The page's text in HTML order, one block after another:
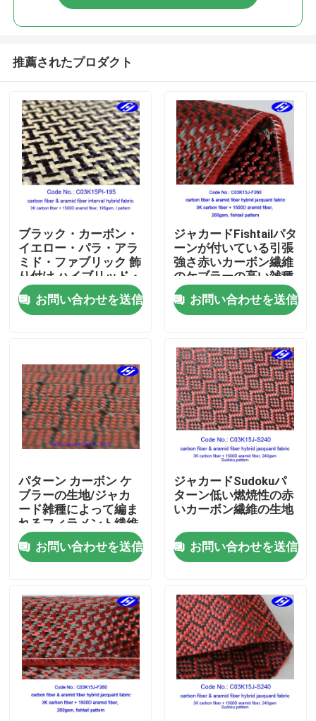
ホーム
ビデオ
企業情報
会社案内
品質管理
ニュース
見積依頼
カーボンアラミドの生地
推薦されたプロダクト
ブラック・カーボン・
イエロー・パラ・アラ
ミド・ファブリック 飾
り付け ハイブリッド・
フィラメント・ファブ
リックお問い合わせを送信
ジャカードFishtailパタ
ーンが付いている引張
強さ赤いカーボン繊維
のケブラーの高い雑種
お問い合わせを送信
パターン カーボン ケ
ブラーの生地/ジャカ
ード雑種によって編ま
れるフィラメント繊維
の生地を一致させて下
さいお問い合わせを送信
ジャカードSudokuパ
ターン低い燃焼性の赤
いカーボン繊維の生地
お問い合わせを送信